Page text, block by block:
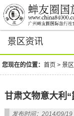
景区资讯
您现在的位置：首页 >景
甘肃文物意大利“
发布时间：2014/09/19